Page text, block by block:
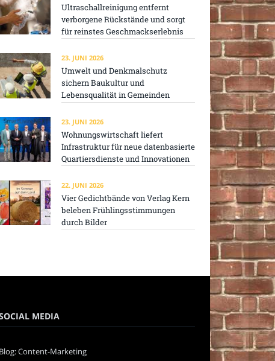
Ultraschallreinigung entfernt
verborgene Rückstände und sorgt
für reinstes Geschmackserlebnis
23. JUNI 2026
Umwelt und Denkmalschutz
sichern Baukultur und
Lebensqualität in Gemeinden
23. JUNI 2026
Wohnungswirtschaft liefert
Infrastruktur für neue datenbasierte
Quartiersdienste und Innovationen
22. JUNI 2026
Vier Gedichtbände von Verlag Kern
beleben Frühlingsstimmungen
durch Bilder
MEDIA
Blog: Content-Marketing